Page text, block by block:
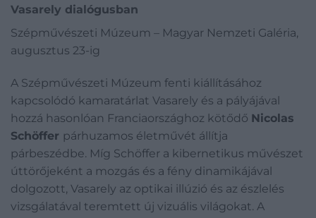
Vasarely dialógusban
Szépművészeti Múzeum – Magyar Nemzeti Galéria,
augusztus 23-ig
A Szépművészeti Múzeum fenti kiállításához
kapcsolódó kamaratárlat Vasarely és a pályájával
hozzá hasonlóan Franciaországhoz kötődő Nicolas
Schöffer párhuzamos életművét állítja
párbeszédbe. Míg Schöffer a kibernetikus művészet
úttörőjeként a mozgás és a fény dinamikájával
dolgozott, Vasarely az optikai illúzió és az észlelés
vizsgálatával teremtett új vizuális világokat. A